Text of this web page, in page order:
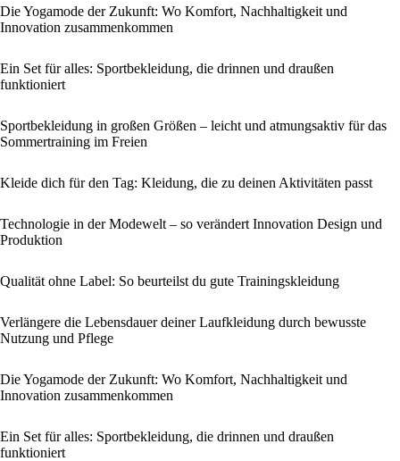
Die Yogamode der Zukunft: Wo Komfort, Nachhaltigkeit und
Innovation zusammenkommen
Ein Set für alles: Sportbekleidung, die drinnen und draußen
funktioniert
Sportbekleidung in großen Größen – leicht und atmungsaktiv für das
Sommertraining im Freien
Kleide dich für den Tag: Kleidung, die zu deinen Aktivitäten passt
Technologie in der Modewelt – so verändert Innovation Design und
Produktion
Qualität ohne Label: So beurteilst du gute Trainingskleidung
Verlängere die Lebensdauer deiner Laufkleidung durch bewusste
Nutzung und Pflege
Die Yogamode der Zukunft: Wo Komfort, Nachhaltigkeit und
Innovation zusammenkommen
Ein Set für alles: Sportbekleidung, die drinnen und draußen
funktioniert